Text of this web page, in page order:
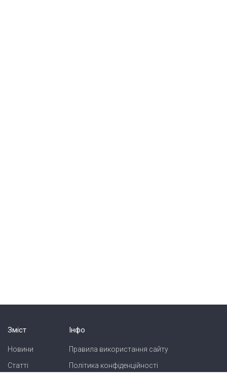
Зміст
Новини
Статті
Інфо
Правила використання сайту
Політика конфіденційності